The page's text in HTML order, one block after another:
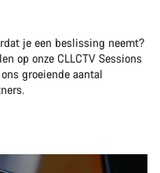
je een beslissing neemt?
op onze CLLCTV Sessions
groeiende aantal